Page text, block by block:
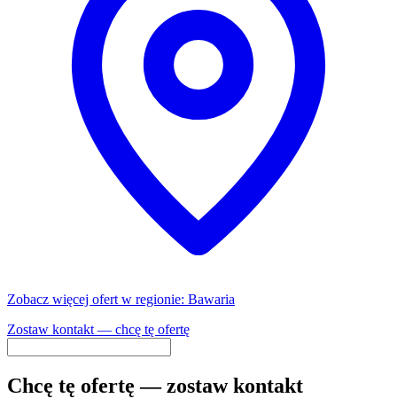
Zobacz więcej ofert w regionie: Bawaria
Zostaw kontakt — chcę tę ofertę
Chcę tę ofertę — zostaw kontakt